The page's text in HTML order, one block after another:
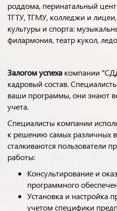
роддома, перинатальный
ТГТУ, ТГМУ, колледжи и
культуры и спорта:
филармония, театр кукол,
Залогом успеха компании
кадровый состав.
ваши программы, они знают
учета.
Специалисты компании
к решению самых различных
сталкиваются пользователи
работы:
Консультирование и
программного
Установка и настройка
учетом специфики